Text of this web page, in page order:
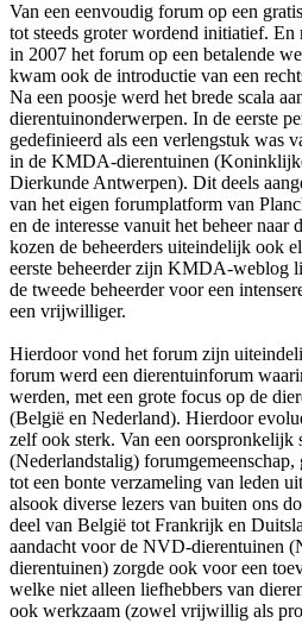
Van een eenvoudig forum op een
tot steeds groter wordend initiatief. En
in 2007 het forum op een betalende
kwam ook de introductie van een
Na een poosje werd het brede scala
dierentuinonderwerpen. In de eerste
gedefinieerd als een verlengstuk was
in de KMDA-dierentuinen
Dierkunde Antwerpen). Dit deels
van het eigen forumplatform van
en de interesse vanuit het beheer naar
kozen de beheerders uiteindelijk ook
eerste beheerder zijn KMDA-weblog
de tweede beheerder voor een
een vrijwilliger.
Hierdoor vond het forum zijn
forum werd een dierentuinforum
werden, met een grote focus op de
(België en Nederland). Hierdoor
zelf ook sterk. Van een oorspronkelijk
(Nederlandstalig)
tot een bonte verzameling van leden
alsook diverse lezers van buiten ons
deel van België tot Frankrijk en
aandacht voor de NVD-dierentuinen
dierentuinen) zorgde ook voor een
welke niet alleen liefhebbers van
ook werkzaam (zowel vrijwillig als